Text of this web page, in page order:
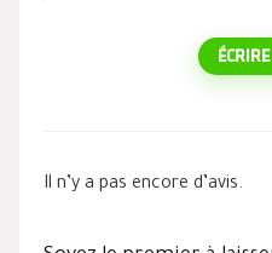
Il n’y a pas encore d’avis.